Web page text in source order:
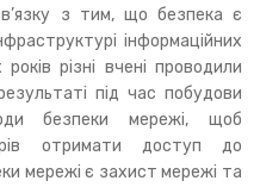
з тим, що безпека є
інформаційних
різні вчені проводили
під час побудови
безпеки мережі, щоб
отримати доступ до
мережі є захист мережі та